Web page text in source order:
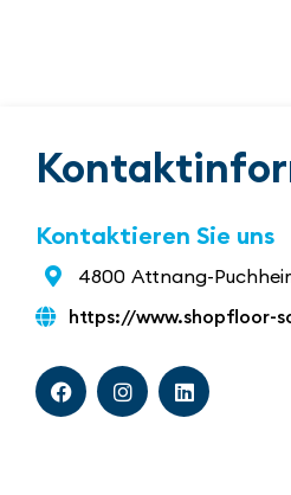
Kontaktieren Sie uns
4800 Attnang-
https://www.shopfloor-